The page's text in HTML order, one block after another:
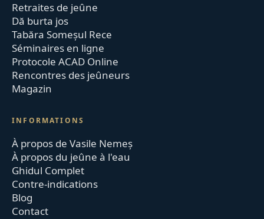
Retraites de jeûne
Dă burta jos
Tabăra Someșul Rece
Séminaires en ligne
Protocole ACAD Online
Rencontres des jeûneurs
Magazin
INFORMATIONS
À propos de Vasile Nemeș
À propos du jeûne à l'eau
Ghidul Complet
Contre-indications
Blog
Contact